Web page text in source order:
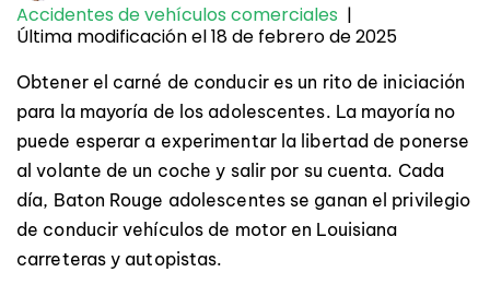
Accidentes de vehículos comerciales |
Última modificación el 18 de febrero de 2025
Obtener el carné de conducir es un rito de iniciación
para la mayoría de los adolescentes. La mayoría no
puede esperar a experimentar la libertad de ponerse
al volante de un coche y salir por su cuenta. Cada
día, Baton Rouge adolescentes se ganan el privilegio
de conducir vehículos de motor en Louisiana
carreteras y autopistas.